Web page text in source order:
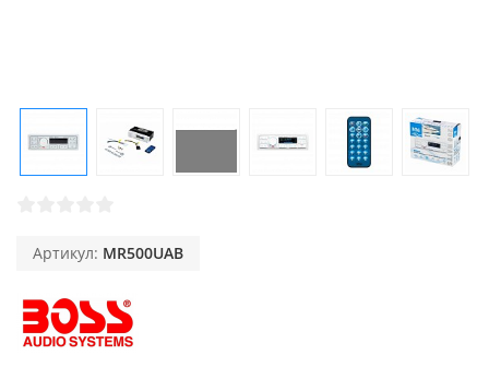
Артикул: MR500UAB